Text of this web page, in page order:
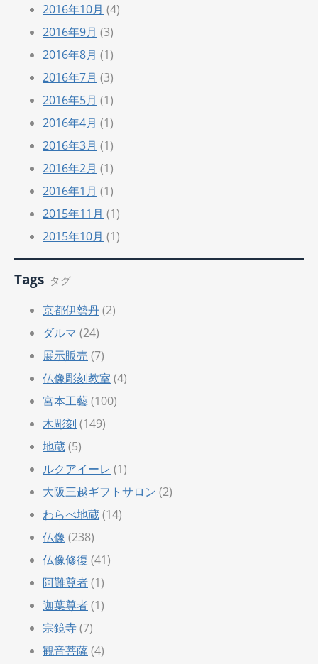
2016年10月 (4)
2016年9月 (3)
2016年8月 (1)
2016年7月 (3)
2016年5月 (1)
2016年4月 (1)
2016年3月 (1)
2016年2月 (1)
2016年1月 (1)
2015年11月 (1)
2015年10月 (1)
Tags タグ
京都伊勢丹(2)
ダルマ (24)
展示販売 (7)
仏像彫刻教室 (4)
宮本工藝(100)
木彫刻 (149)
地蔵(5)
ルクアイーレ (1)
大阪三越ギフトサロン (2)
わらべ地蔵(14)
仏像 (238)
仏像修復 (41)
阿難尊者(1)
迦葉尊者(1)
宗鏡寺(7)
観音菩薩(4)